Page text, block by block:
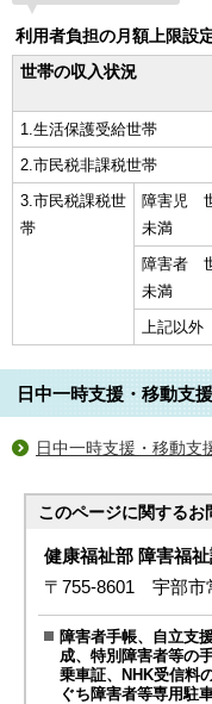
利用者負担の月額上限設
世帯の収入状況
1.生活保護受給世帯
2.市民税非課税世帯
3.市民税課税世
帯
障害児
未満
障害者
未満
上記以外
日中一時支援・移動支援
日中一時支援・移動支
このページに関するお
健康福祉部 障害福
〒755-8601 宇部市
障害者手帳、自立支
成、特別障害者等の
乗車証、NHK受信料
ぐち障害者等専用駐